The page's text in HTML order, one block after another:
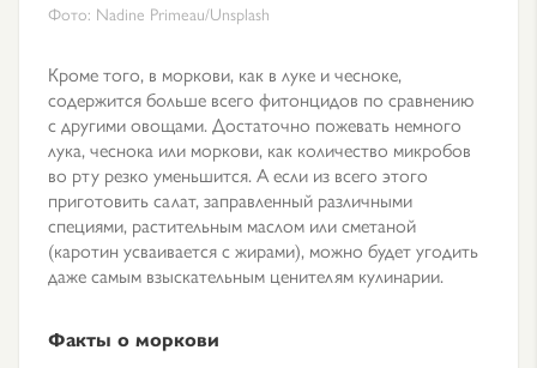
Фото: Nadine Primeau/Unsplash
Кроме того, в моркови, как в луке и чесноке,
содержится больше всего фитонцидов по сравнению
с другими овощами. Достаточно пожевать немного
лука, чеснока или моркови, как количество микробов
во рту резко уменьшится. А если из всего этого
приготовить салат, заправленный различными
специями, растительным маслом или сметаной
(каротин усваивается с жирами), можно будет угодить
даже самым взыскательным ценителям кулинарии.
Факты о моркови